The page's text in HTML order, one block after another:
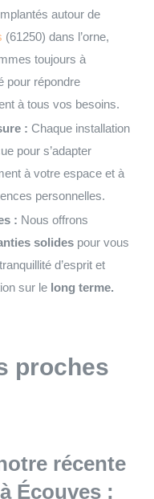
autour de
(61250) dans l’orne,
toujours à
pour répondre
à tous vos besoins.
: Chaque installation
pour s’adapter
à votre espace et à
personnelles.
: Nous offrons
solidespour vous
d’esprit et
sur le long terme.
proches
récente
Écouves :